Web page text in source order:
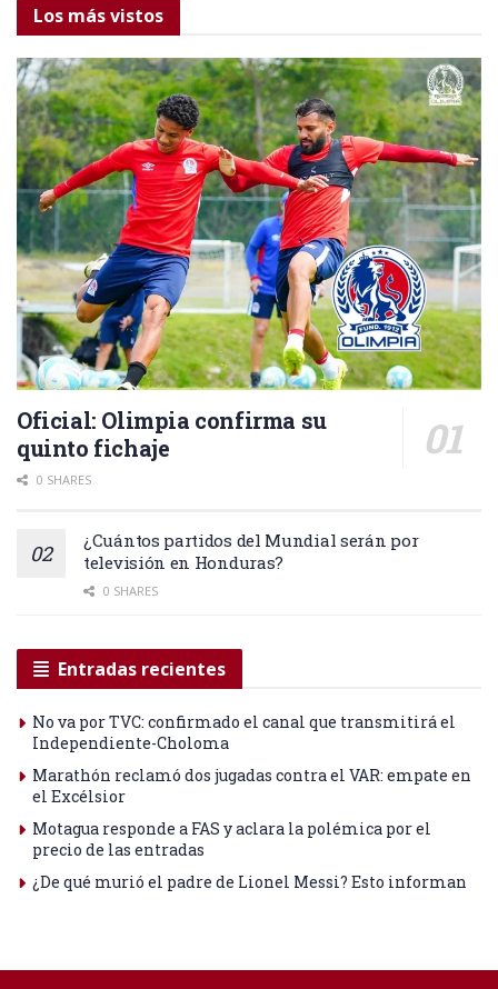
Los más vistos
Oficial: Olimpia confirma su
quinto fichaje
0 SHARES
¿Cuántos partidos del Mundial serán por
televisión en Honduras?
0 SHARES
Entradas recientes
No va por TVC: confirmado el canal que transmitirá el
Independiente-Choloma
Marathón reclamó dos jugadas contra el VAR: empate en
el Excélsior
Motagua responde a FAS y aclara la polémica por el
precio de las entradas
¿De qué murió el padre de Lionel Messi? Esto informan